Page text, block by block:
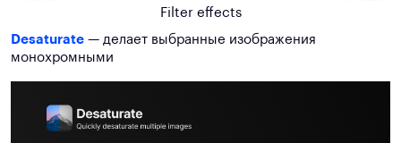
Filter effects
Desaturate — делает выбранные изображения
монохромными